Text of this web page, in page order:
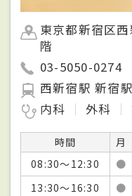
東京都新宿区
階
03-5050-0274
西新宿駅 新宿
内科
外科
時間 月
08:30～12:30
●
13:30～16:30
●